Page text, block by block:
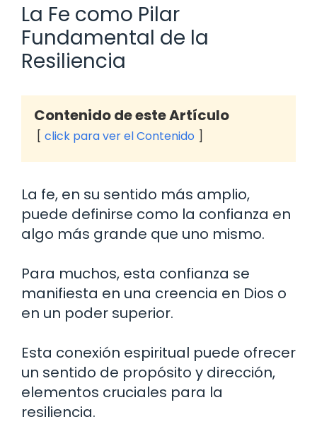
La Fe como Pilar
Fundamental de la
Resiliencia
Contenido de este Artículo
click para ver el Contenido
La fe, en su sentido más amplio,
puede definirse como la confianza en
algo más grande que uno mismo.
Para muchos, esta confianza se
manifiesta en una creencia en Dios o
en un poder superior.
Esta conexión espiritual puede ofrecer
un sentido de propósito y dirección,
elementos cruciales para la
resiliencia.